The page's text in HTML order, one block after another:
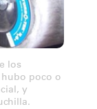
los
poco o
y